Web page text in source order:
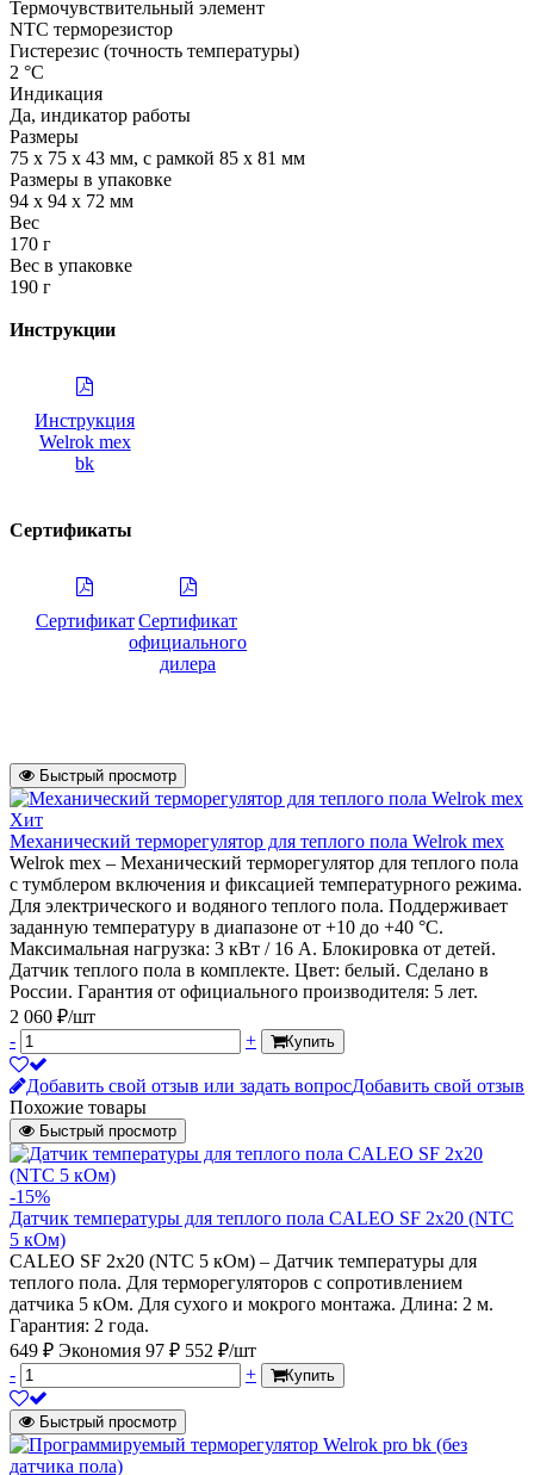
Термочувствительный элемент
NTC терморезистор
Гистерезис (точность температуры)
2 °С
Индикация
Да, индикатор работы
Размеры
75 х 75 х 43 мм, с рамкой 85 х 81 мм
Размеры в упаковке
94 х 94 х 72 мм
Вес
170 г
Вес в упаковке
190 г
Инструкции
Инструкция
Welrok mex
bk
Сертификаты
Сертификат Сертификат
официального
дилера
Быстрый просмотр
Хит
Механический терморегулятор для теплого пола Welrok mex
Welrok mex – Механический терморегулятор для теплого пола
с тумблером включения и фиксацией температурного режима.
Для электрического и водяного теплого пола. Поддерживает
заданную температуру в диапазоне от +10 до +40 °С.
Максимальная нагрузка: 3 кВт / 16 А. Блокировка от детей.
Датчик теплого пола в комплекте. Цвет: белый. Сделано в
России. Гарантия от официального производителя: 5 лет.
2 060 ₽/шт
-
+ Купить
Добавить свой отзыв или задать вопросДобавить свой отзыв
Похожие товары
Быстрый просмотр
-15%
Датчик температуры для теплого пола CALEO SF 2x20 (NTC
5 кОм)
CALEO SF 2х20 (NTC 5 кОм) – Датчик температуры для
теплого пола. Для терморегуляторов с сопротивлением
датчика 5 кОм. Для сухого и мокрого монтажа. Длина: 2 м.
Гарантия: 2 года.
649 ₽ Экономия 97 ₽ 552 ₽/шт
-
+ Купить
Быстрый просмотр